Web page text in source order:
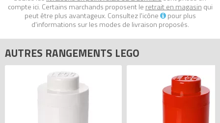
compte ici. Certains marchands proposent le retrait en magasin qui
peut être plus avantageux. Consultez l'icône
pour plus
d'informations sur les modes de livraison proposés.
AUTRES RANGEMENTS LEGO